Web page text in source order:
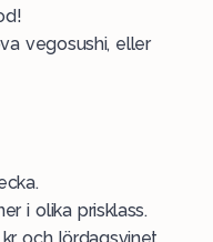
vegosushi, eller
i olika prisklass.
och lördagsvinet,